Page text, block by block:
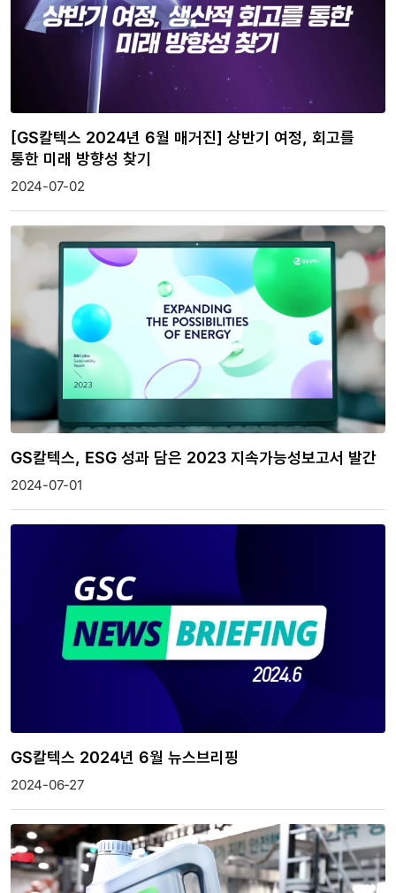
[GS칼텍스 2024년 6월 매거진] 상반기 여정, 회고를
통한 미래 방향성 찾기
2024-07-02
GS칼텍스, ESG 성과 담은 2023 지속가능성보고서 발간
2024-07-01
GS칼텍스 2024년 6월 뉴스브리핑
2024-06-27